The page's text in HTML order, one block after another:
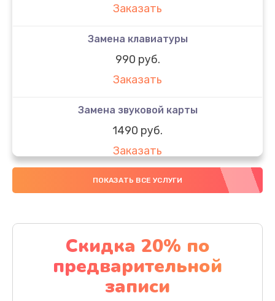
Заказать
Замена клавиатуры
990 руб.
Заказать
Замена звуковой карты
1490 руб.
Заказать
Ремонт цепи питания
Заказать
Замена USB порта
990 руб.
Заказать
ПОКАЗАТЬ ВСЕ УСЛУГИ
Скидка 20% по
предварительной
записи